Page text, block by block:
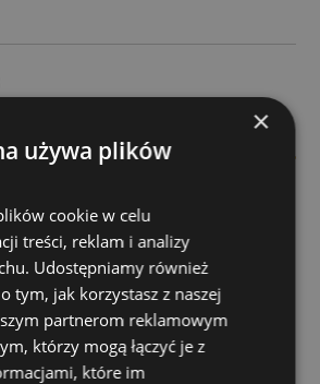
za 4 dni
×
używa plików
cookie w celu
treści, reklam i analizy
Udostępniamy również
tym, jak korzystasz z naszej
partnerom reklamowym
którzy mogą łączyć je z
które im